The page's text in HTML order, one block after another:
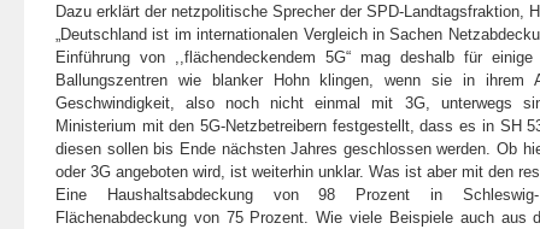
Dazu erklärt der netzpolitische Sprecher der SPD-Landtagsfraktion,
„Deutschland ist im internationalen Vergleich in Sachen
Einführung von ,,flächendeckendem 5G“ mag deshalb für
Ballungszentren wie blanker Hohn klingen, wenn sie in ihrem
Geschwindigkeit, also noch nicht einmal mit 3G, unterwegs
Ministerium mit den 5G-Netzbetreibern festgestellt, dass es in SH
diesen sollen bis Ende nächsten Jahres geschlossen werden. Ob
oder 3G angeboten wird, ist weiterhin unklar. Was ist aber mit den
Eine Haushaltsabdeckung von 98 Prozent in
Flächenabdeckung von 75 Prozent. Wie viele Beispiele auch aus